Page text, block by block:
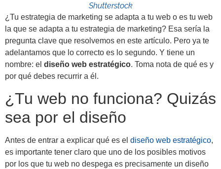
Shutterstock
¿Tu estrategia de marketing se adapta a tu web o es tu web
la que se adapta a tu estrategia de marketing? Esa sería la
pregunta clave que resolvemos en este artículo. Pero ya te
adelantamos que lo correcto es lo segundo. Y tiene un
nombre: el diseño web estratégico. Toma nota de qué es y
por qué debes recurrir a él.
¿Tu web no funciona? Quizás
sea por el diseño
Antes de entrar a explicar qué es el diseño web estratégico,
es importante tener claro que uno de los posibles motivos
por los que tu web no despega es precisamente un diseño